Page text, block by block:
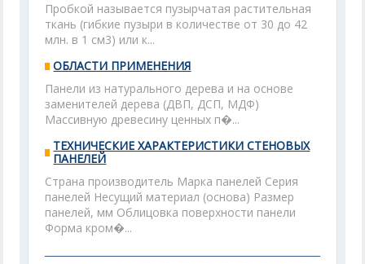
Пробкой называется пузырчатая растительная
ткань (гибкие пузыри в количестве от 30 до 42
млн. в 1 см3) или к...
ОБЛАСТИ ПРИМЕНЕНИЯ
Панели из натурального дерева и на основе
заменителей дерева (ДВП, ДСП, МДФ)
Массивную древесину ценных п�...
ТЕХНИЧЕСКИЕ ХАРАКТЕРИСТИКИ СТЕНОВЫХ
ПАНЕЛЕЙ
Страна производитель Марка панелей Серия
панелей Несущий материал (основа) Размер
панелей, мм Облицовка поверхности панели
Форма кром�...